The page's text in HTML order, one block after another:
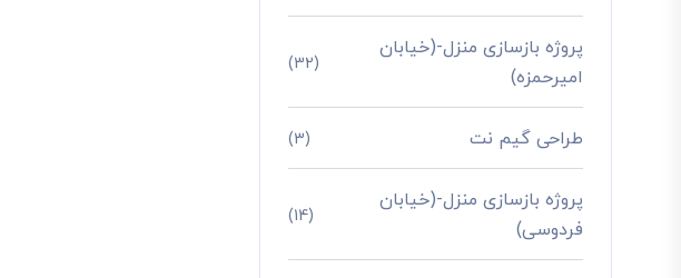
پروژه بازسازی منزل-(خیابان
امیرحمزه)
(32)
طراحی گیم نت (3)
پروژه بازسازی منزل-(خیابان
فردوسی)
(14)